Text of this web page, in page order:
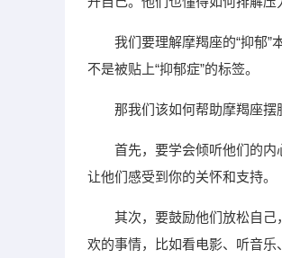
我们要理解摩羯座的“抑郁
不是被贴上“抑郁症”的标签。
那我们该如何帮助摩羯座摆
首先，要学会倾听他们的内
让他们感受到你的关怀和支持。
其次，要鼓励他们放松自
欢的事情，比如看电影、听音乐